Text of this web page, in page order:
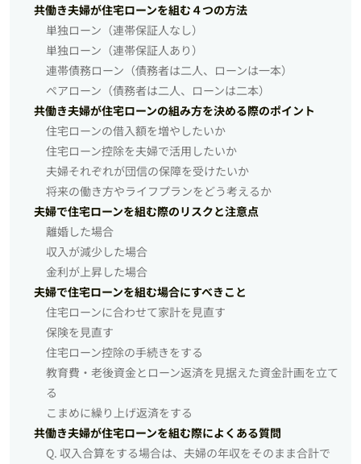
共働き夫婦が住宅ローンを組む４つの方法
単独ローン（連帯保証人なし）
単独ローン（連帯保証人あり）
連帯債務ローン（債務者は二人、ローンは一本）
ペアローン（債務者は二人、ローンは二本）
共働き夫婦が住宅ローンの組み方を決める際のポイント
住宅ローンの借入額を増やしたいか
住宅ローン控除を夫婦で活用したいか
夫婦それぞれが団信の保障を受けたいか
将来の働き方やライフプランをどう考えるか
夫婦で住宅ローンを組む際のリスクと注意点
離婚した場合
収入が減少した場合
金利が上昇した場合
夫婦で住宅ローンを組む場合にすべきこと
住宅ローンに合わせて家計を見直す
保険を見直す
住宅ローン控除の手続きをする
教育費・老後資金とローン返済を見据えた資金計画を立て
る
こまめに繰り上げ返済をする
共働き夫婦が住宅ローンを組む際によくある質問
Q. 収入合算をする場合は、夫婦の年収をそのまま合計で